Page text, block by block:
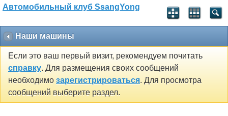
Автомобильный клуб SsangYong
Наши машины
Если это ваш первый визит, рекомендуем почитать
справку. Для размещения своих сообщений
необходимо зарегистрироваться. Для просмотра
сообщений выберите раздел.